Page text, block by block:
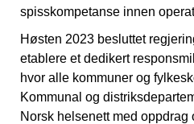
spisskompetanse innen
Høsten 2023 besluttet
etablere et dedikert
hvor alle kommuner og
Kommunal og
Norsk helsenett med oppdrag